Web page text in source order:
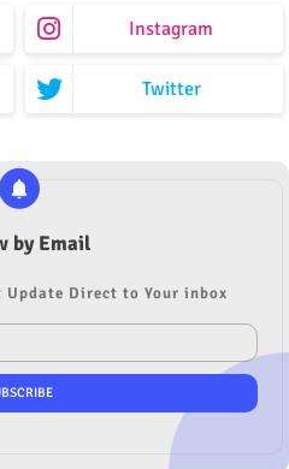
Instagram
Twitter
by Email
Direct to Your inbox